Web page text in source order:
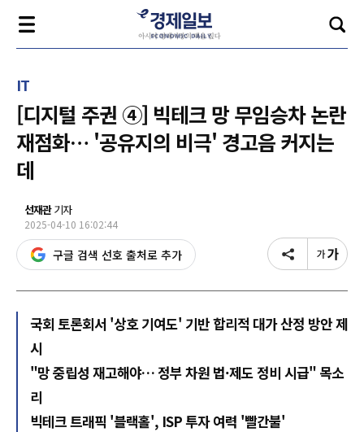
IT
[디지털 주권 ④] 빅테크 망 무임승차 논란
재점화… '공유지의 비극' 경고음 커지는
데
선재관기자
2025-04-10 16:02:44
구글 검색 선호 출처로 추가
국회 토론회서 '상호 기여도' 기반 합리적 대가 산정 방안 제
시
"망 중립성 재고해야… 정부 차원 법·제도 정비 시급" 목소
리
빅테크 트래픽 '블랙홀', ISP 투자 여력 '빨간불'